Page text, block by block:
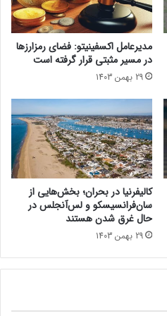
مدیرعامل اکسفینیتو:‌ فضای رمزارزها
در مسیر مثبتی قرار گرفته است
29 بهمن 1403
کالیفرنیا در بحران؛ بخش‌هایی از
سان‌فرانسیسکو و لس‌آنجلس در
حال غرق شدن هستند
29 بهمن 1403